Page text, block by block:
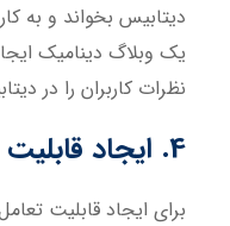
دیتابیس بخواند و به
یک وبلاگ دینامیک
نظرات کاربران را در
4. ایجاد قابلیت تعامل با کاربر
برای ایجاد قابلیت